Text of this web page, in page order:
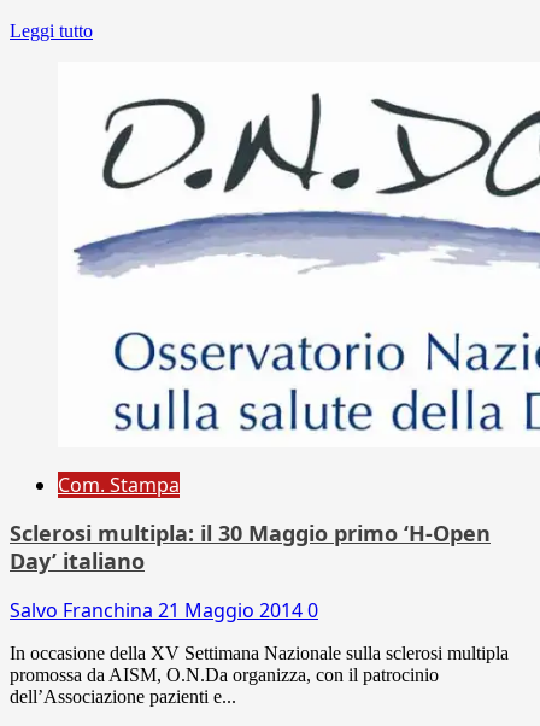
Leggi tutto
Com. Stampa
Sclerosi multipla: il 30 Maggio primo ‘H-Open
Day’ italiano
Salvo Franchina 21 Maggio 20140
In occasione della XV Settimana Nazionale sulla sclerosi multipla
promossa da AISM, O.N.Da organizza, con il patrocinio
dell’Associazione pazienti e...